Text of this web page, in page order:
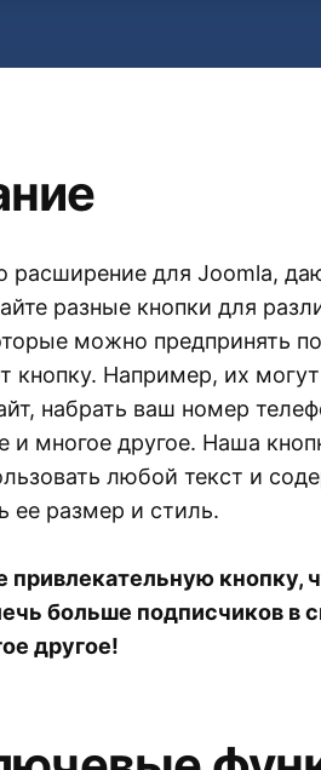
расширение для Joomla,
разные кнопки для
можно предпринять
кнопку. Например, их
набрать ваш номер
и многое другое. Наша
любой текст и
ее размер и стиль.
привлекательную кнопку,
больше подписчиков в
другое!